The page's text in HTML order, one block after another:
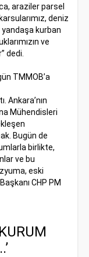
araziler parsel
deniz
kurban
ve
dedi.
TMMOB’a
Ankara’nın
Mühendisleri
Bugün de
birlikte,
ve bu
eski
CHP PM